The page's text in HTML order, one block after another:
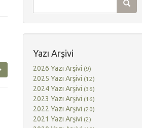
Yazı Arşivi
2026 Yazı Arşivi (9)
2025 Yazı Arşivi (12)
2024 Yazı Arşivi (36)
2023 Yazı Arşivi (16)
2022 Yazı Arşivi (20)
2021 Yazı Arşivi (2)